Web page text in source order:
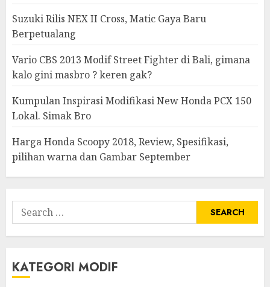
Suzuki Rilis NEX II Cross, Matic Gaya Baru
Berpetualang
Vario CBS 2013 Modif Street Fighter di Bali, gimana
kalo gini masbro ? keren gak?
Kumpulan Inspirasi Modifikasi New Honda PCX 150
Lokal. Simak Bro
Harga Honda Scoopy 2018, Review, Spesifikasi,
pilihan warna dan Gambar September
Search
for:
KATEGORI MODIF